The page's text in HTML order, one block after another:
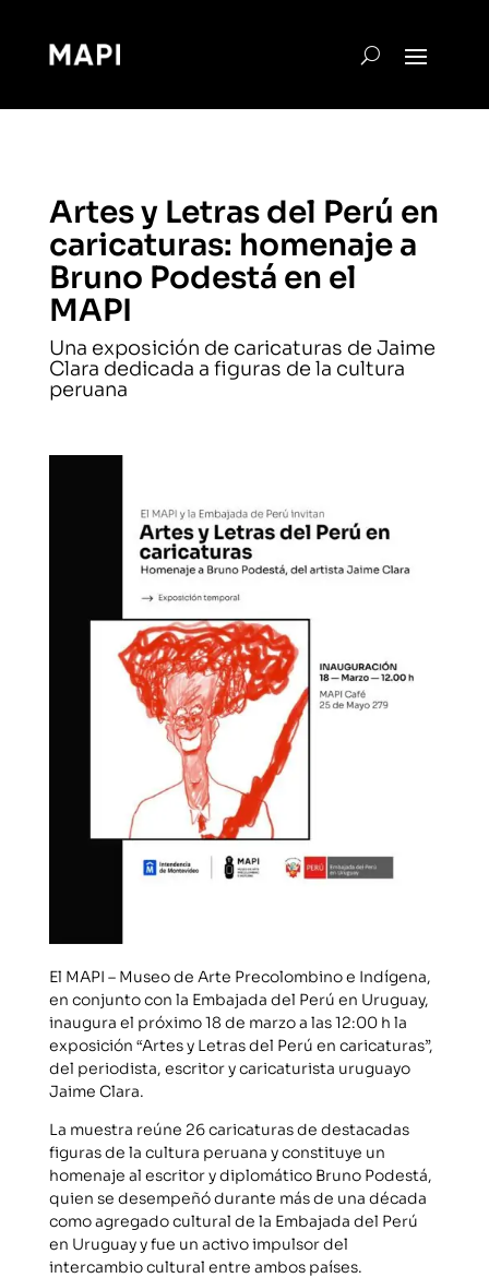
Artes y Letras del Perú en
caricaturas: homenaje a
Bruno Podestá en el
MAPI
Una exposición de caricaturas de Jaime
Clara dedicada a figuras de la cultura
peruana
El MAPI – Museo de Arte Precolombino e Indígena,
en conjunto con la Embajada del Perú en Uruguay,
inaugura el próximo 18 de marzo a las 12:00 h la
exposición “Artes y Letras del Perú en caricaturas”,
del periodista, escritor y caricaturista uruguayo
Jaime Clara.
La muestra reúne 26 caricaturas de destacadas
figuras de la cultura peruana y constituye un
homenaje al escritor y diplomático Bruno Podestá,
quien se desempeñó durante más de una década
como agregado cultural de la Embajada del Perú
en Uruguay y fue un activo impulsor del
intercambio cultural entre ambos países.